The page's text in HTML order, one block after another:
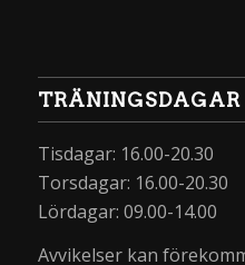
TRÄNINGSDAGAR
Tisdagar: 16.00-20.30
Torsdagar: 16.00-20.30
Lördagar: 09.00-14.00
Avvikelser kan